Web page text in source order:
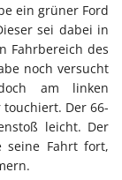
ein grüner Ford
sei dabei in
Fahrbereich des
noch versucht
am linken
touchiert. Der 66-
leicht. Der
seine Fahrt fort,